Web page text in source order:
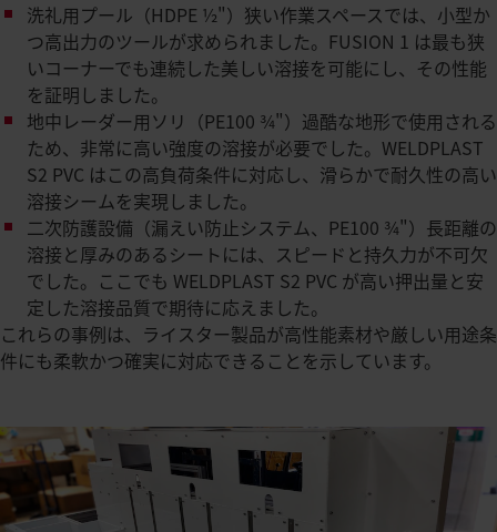
洗礼用プール（HDPE ½"）狭い作業スペースでは、小型か
つ高出力のツールが求められました。FUSION 1 は最も狭
いコーナーでも連続した美しい溶接を可能にし、その性能
を証明しました。​
地中レーダー用ソリ（PE100 ¾"）過酷な地形で使用される
ため、非常に高い強度の溶接が必要でした。WELDPLAST
S2 PVC はこの高負荷条件に対応し、滑らかで耐久性の高い
溶接シームを実現しました。​
二次防護設備（漏えい防止システム、PE100 ¾"）長距離の
溶接と厚みのあるシートには、スピードと持久力が不可欠
でした。ここでも WELDPLAST S2 PVC が高い押出量と安
定した溶接品質で期待に応えました。​
これらの事例は、ライスター製品が高性能素材や厳しい用途条
件にも柔軟かつ確実に対応できることを示しています。​